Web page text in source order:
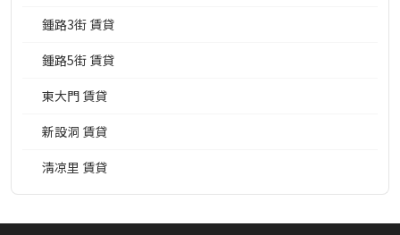
鍾路3街 賃貸
鍾路5街 賃貸
東大門 賃貸
新設洞 賃貸
淸凉里 賃貸